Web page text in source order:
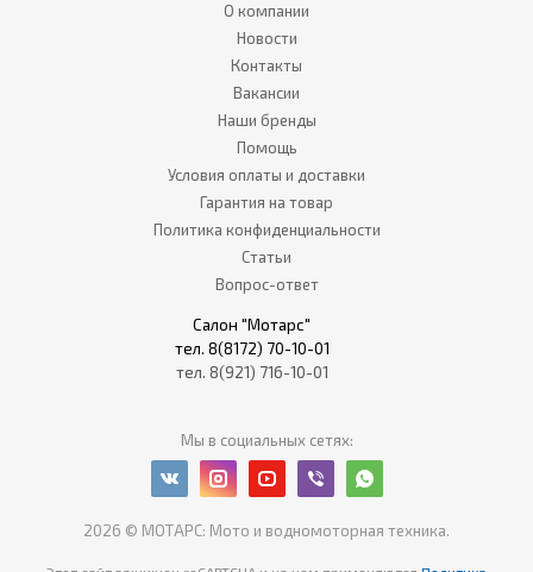
О компании
Новости
Контакты
Вакансии
Наши бренды
Помощь
Условия оплаты и доставки
Гарантия на товар
Политика конфиденциальности
Статьи
Вопрос-ответ
Салон "Мотарс"
тел. 8(8172) 70-10-01
тел. 8(921) 716-10-01
Мы в социальных сетях:
2026 © МОТАРС: Мото и водномоторная техника.